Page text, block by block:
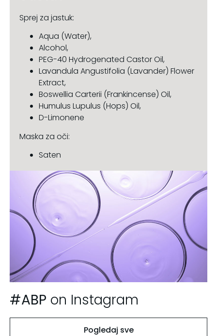
Sprej za jastuk:
Aqua (Water),
Alcohol,
PEG-40 Hydrogenated Castor Oil,
Lavandula Angustifolia (Lavander) Flower
Extract,
Boswellia Carterii (Frankincense) Oil,
Humulus Lupulus (Hops) Oil,
D-Limonene
Maska za oči:
Saten
#ABP on Instagram
Pogledaj sve